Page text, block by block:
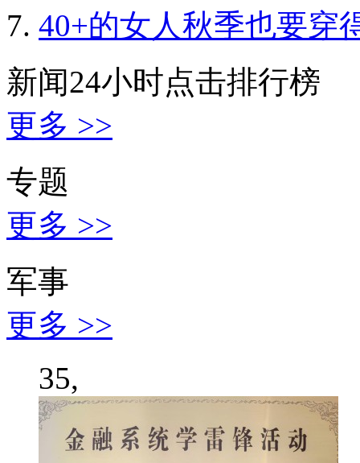
40+的女人秋季也要穿
新闻24小时点击排行榜
更多 >>
专题
更多 >>
军事
更多 >>
35,